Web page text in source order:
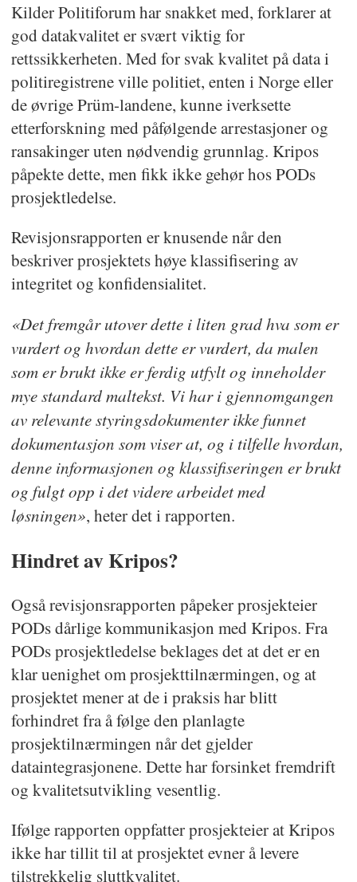
Kilder Politiforum har snakket med, forklarer at
god datakvalitet er svært viktig for
rettssikkerheten. Med for svak kvalitet på data i
politiregistrene ville politiet, enten i Norge eller
de øvrige Prüm-landene, kunne iverksette
etterforskning med påfølgende arrestasjoner og
ransakinger uten nødvendig grunnlag. Kripos
påpekte dette, men fikk ikke gehør hos PODs
prosjektledelse.
Revisjonsrapporten er knusende når den
beskriver prosjektets høye klassifisering av
integritet og konfidensialitet.
«Det fremgår utover dette i liten grad hva som er
vurdert og hvordan dette er vurdert, da malen
som er brukt ikke er ferdig utfylt og inneholder
mye standard maltekst. Vi har i gjennomgangen
av relevante styringsdokumenter ikke funnet
dokumentasjon som viser at, og i tilfelle hvordan,
denne informasjonen og klassifiseringen er brukt
og fulgt opp i det videre arbeidet med
løsningen», heter det i rapporten.
Hindret av Kripos?
Også revisjonsrapporten påpeker prosjekteier
PODs dårlige kommunikasjon med Kripos. Fra
PODs prosjektledelse beklages det at det er en
klar uenighet om prosjekttilnærmingen, og at
prosjektet mener at de i praksis har blitt
forhindret fra å følge den planlagte
prosjektilnærmingen når det gjelder
dataintegrasjonene. Dette har forsinket fremdrift
og kvalitetsutvikling vesentlig.
Ifølge rapporten oppfatter prosjekteier at Kripos
ikke har tillit til at prosjektet evner å levere
tilstrekkelig sluttkvalitet.